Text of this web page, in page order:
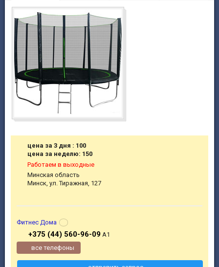
цена за 3 дня : 100
цена за неделю: 150
Работаем в выходные
Минская область
Минск, ул. Тиражная, 127
Фитнес Дома
+375 (44) 560-96-09A1
все телефоны